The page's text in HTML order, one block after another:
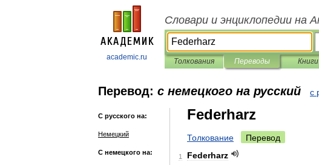
academic.ru
Словари и энциклопедии на
Толкования Переводы Книги
Перевод: с немецкого на русский с
С русского на:
Немецкий
С немецкого на:
Federharz
Толкование Перевод
1
Federharz